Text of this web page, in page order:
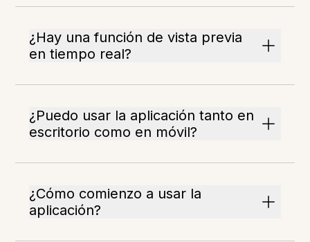
¿Hay una función de vista previa
en tiempo real?
¿Puedo usar la aplicación tanto en
escritorio como en móvil?
¿Cómo comienzo a usar la
aplicación?